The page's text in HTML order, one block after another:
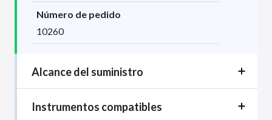
Número de pedido
10260
Alcance del suministro
Instrumentos compatibles